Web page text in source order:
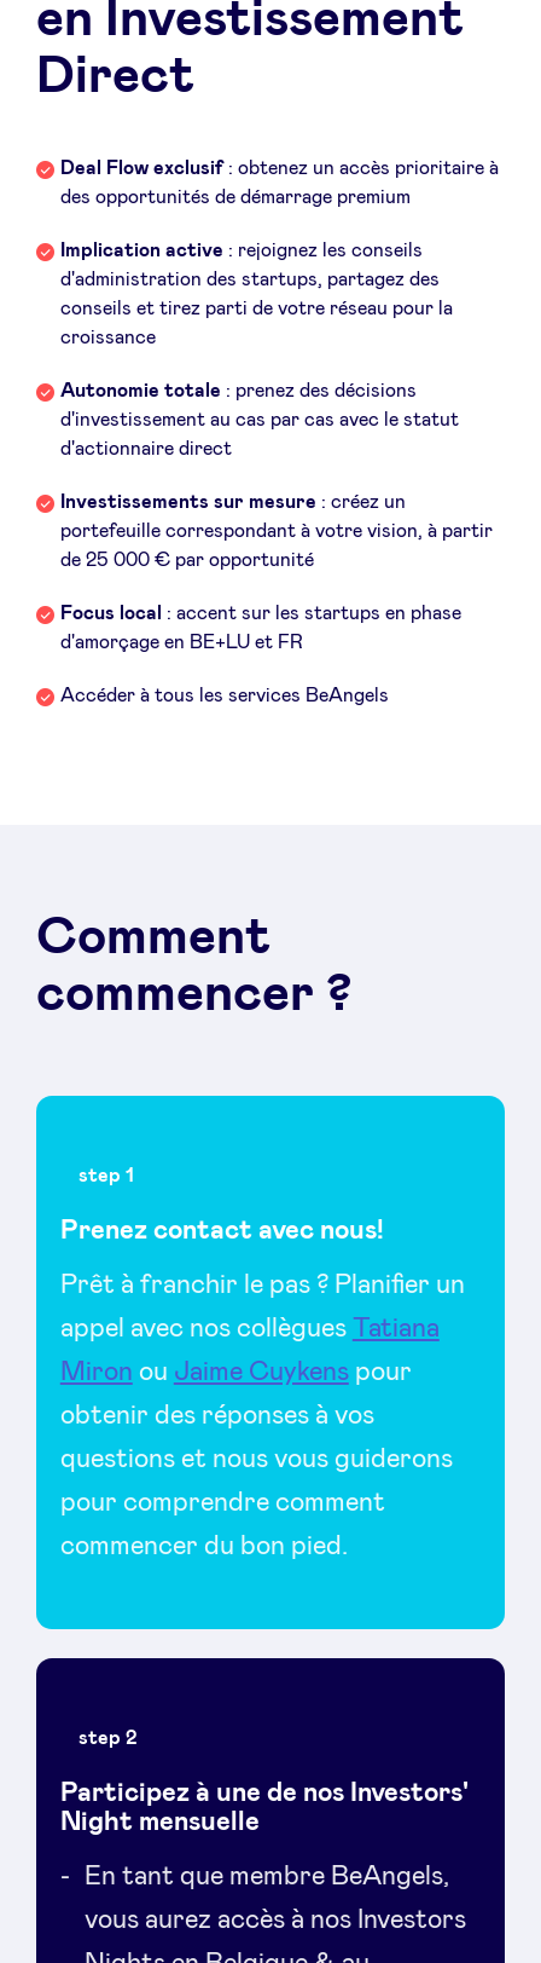
My Portofolio
Health Expert Circle
fr en
nl
LinkedIn
en Investissement
Direct
Deal Flow exclusif: obtenez un accès prioritaire à
des opportunités de démarrage premium
Implication active : rejoignez les conseils
d'administration des startups, partagez des
conseils et tirez parti de votre réseau pour la
croissance
Autonomie totale : prenez des décisions
d'investissement au cas par cas avec le statut
d'actionnaire direct
Investissements sur mesure : créez un
portefeuille correspondant à votre vision, à partir
de 25 000 € par opportunité
Focus local
: accent sur les startups en phase
d'amorçage en BE+LU et FR
Accéder à tous les services BeAngels
Comment
commencer ?
step 1
Prenez contact avec nous!
Prêt à franchir le pas ? Planifier un
appel avec nos collègues
Tatiana
Miron ou Jaime Cuykenspour
obtenir des réponses à vos
questions et nous vous guiderons
pour comprendre comment
commencer du bon pied.
step 2
Participez à une de nos Investors'
Night mensuelle
En tant que membre BeAngels,
vous aurez accès à nos Investors